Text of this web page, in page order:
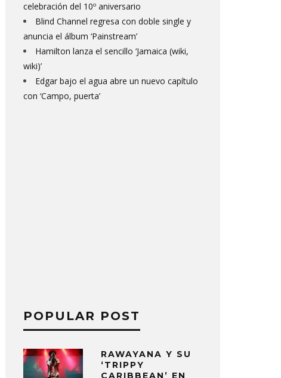
celebración del 10º aniversario
Blind Channel regresa con doble single y
anuncia el álbum ‘Painstream’
Hamilton lanza el sencillo ‘Jamaica (wiki,
wiki)’
Edgar bajo el agua abre un nuevo capítulo
con ‘Campo, puerta’
POPULAR POST
RAWAYANA Y SU
‘TRIPPY
CARIBBEAN’ EN